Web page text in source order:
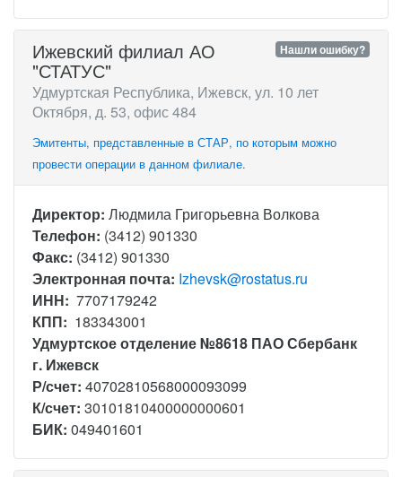
Нашли ошибку?
Ижевский филиал АО
"СТАТУС"
Удмуртская Республика, Ижевск, ул. 10 лет
Октября, д. 53, офис 484
Эмитенты, представленные в СТАР, по которым можно
провести операции в данном филиале.
Директор: Людмила Григорьевна Волкова
Телефон: (3412) 901330
Факс: (3412) 901330
Электронная почта: Izhevsk@rostatus.ru
ИНН: 7707179242
КПП: 183343001
Удмуртское отделение №8618 ПАО Сбербанк
г. Ижевск
Р/счет: 40702810568000093099
К/счет: 30101810400000000601
БИК: 049401601